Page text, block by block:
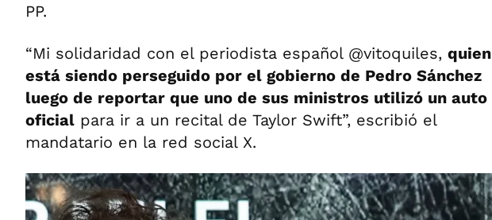
PP.
“Mi solidaridad con el periodista español @vitoquiles, quien
está siendo perseguido por el gobierno de Pedro Sánchez
luego de reportar que uno de sus ministros utilizó un auto
oficial para ir a un recital de Taylor Swift”, escribió el
mandatario en la red social X.